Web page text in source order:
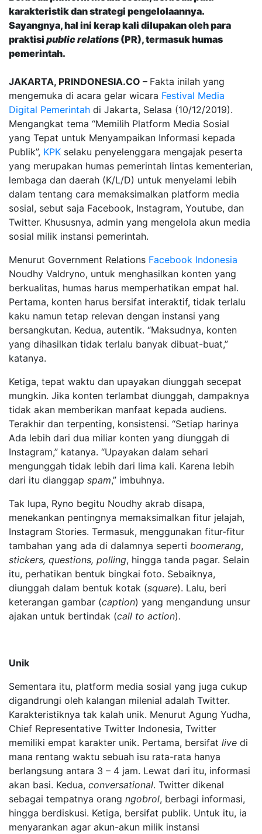
karakteristik dan strategi pengelolaannya.
Sayangnya, hal ini kerap kali dilupakan oleh para
praktisi public relations (PR), termasuk humas
pemerintah.
JAKARTA, PRINDONESIA.CO – Fakta inilah yang
mengemuka di acara gelar wicara Festival Media
Digital Pemerintah di Jakarta, Selasa (10/12/2019).
Mengangkat tema “Memilih Platform Media Sosial
yang Tepat untuk Menyampaikan Informasi kepada
Publik”, KPK selaku penyelenggara mengajak peserta
yang merupakan humas pemerintah lintas kementerian,
lembaga dan daerah (K/L/D) untuk menyelami lebih
dalam tentang cara memaksimalkan platform media
sosial, sebut saja Facebook, Instagram, Youtube, dan
Twitter. Khususnya, admin yang mengelola akun media
sosial milik instansi pemerintah.
Menurut Government Relations Facebook Indonesia
Noudhy Valdryno, untuk menghasilkan konten yang
berkualitas, humas harus memperhatikan empat hal.
Pertama, konten harus bersifat interaktif, tidak terlalu
kaku namun tetap relevan dengan instansi yang
bersangkutan. Kedua, autentik. “Maksudnya, konten
yang dihasilkan tidak terlalu banyak dibuat-buat,”
katanya.
Ketiga, tepat waktu dan upayakan diunggah secepat
mungkin. Jika konten terlambat diunggah, dampaknya
tidak akan memberikan manfaat kepada audiens.
Terakhir dan terpenting, konsistensi. “Setiap harinya
Ada lebih dari dua miliar konten yang diunggah di
Instagram,” katanya. “Upayakan dalam sehari
mengunggah tidak lebih dari lima kali. Karena lebih
dari itu dianggap spam,” imbuhnya.
Tak lupa, Ryno begitu Noudhy akrab disapa,
menekankan pentingnya memaksimalkan fitur jelajah,
Instagram Stories. Termasuk, menggunakan fitur-fitur
tambahan yang ada di dalamnya seperti boomerang,
stickers, questions, polling, hingga tanda pagar. Selain
itu, perhatikan bentuk bingkai foto. Sebaiknya,
diunggah dalam bentuk kotak (square). Lalu, beri
keterangan gambar (caption) yang mengandung unsur
ajakan untuk bertindak (call to action).
Unik
Sementara itu, platform media sosial yang juga cukup
digandrungi oleh kalangan milenial adalah Twitter.
Karakteristiknya tak kalah unik. Menurut Agung Yudha,
Chief Representative Twitter Indonesia, Twitter
memiliki empat karakter unik. Pertama, bersifat live di
mana rentang waktu sebuah isu rata-rata hanya
berlangsung antara 3 – 4 jam. Lewat dari itu, informasi
akan basi. Kedua, conversational. Twitter dikenal
sebagai tempatnya orang ngobrol, berbagi informasi,
hingga berdiskusi. Ketiga, bersifat publik. Untuk itu, ia
menyarankan agar akun-akun milik instansi